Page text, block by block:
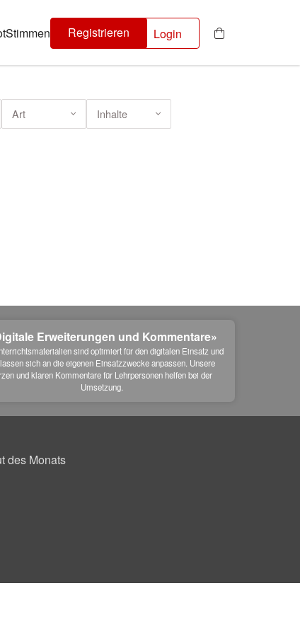
Stimmen Registrieren Login
Art Inhalte
Erweiterungen und Kommentare»
sind optimiert für den digitalen Einsatz und
sich an die eigenen Einsatzzwecke anpassen. Unsere
und klaren Kommentare für Lehrpersonen helfen bei der
Umsetzung.
des Monats